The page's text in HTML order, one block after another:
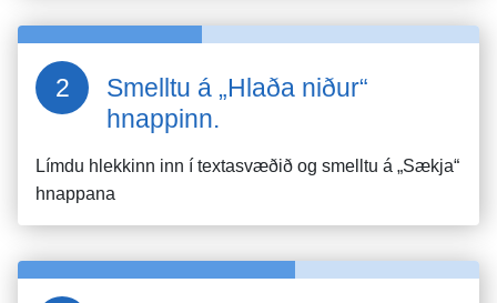
Smelltu á „Hlaða niður“
hnappinn.
Límdu hlekkinn inn í textasvæðið og smelltu á „Sækja“
hnappana